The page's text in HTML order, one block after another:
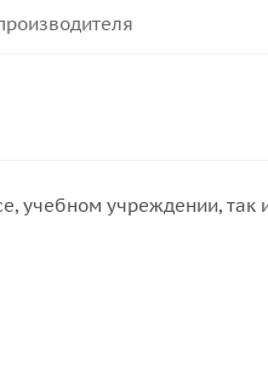
учебном учреждении, так